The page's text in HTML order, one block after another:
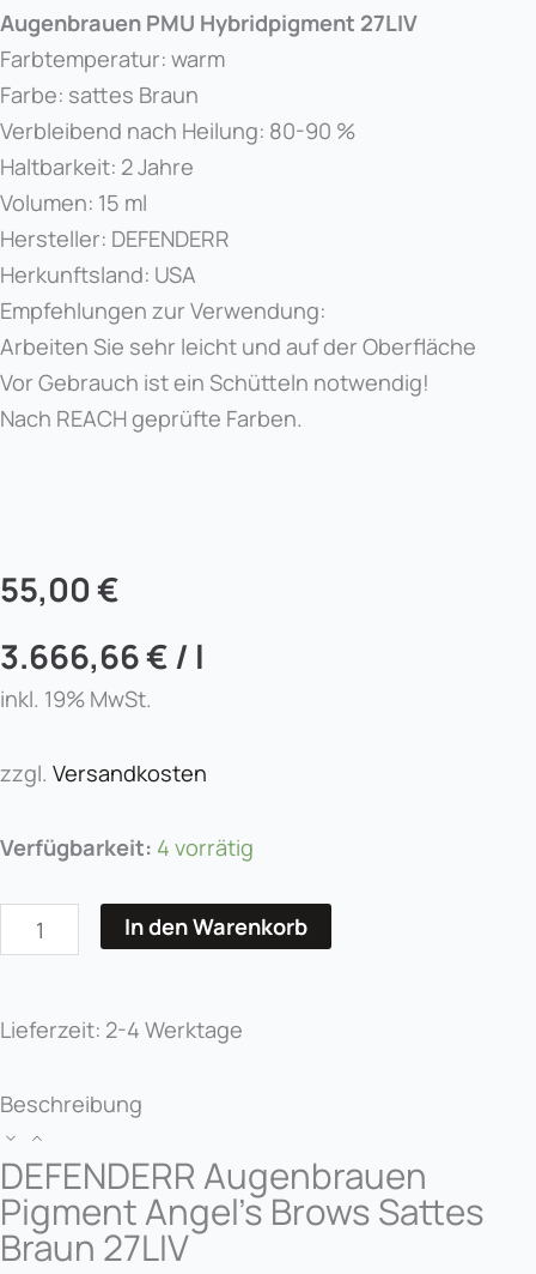
Augenbrauen PMU Hybridpigment 27LIV
Farbtemperatur: warm
Farbe: sattes Braun
Verbleibend nach Heilung: 80-90 %
Haltbarkeit: 2 Jahre
Volumen: 15 ml
Hersteller: DEFENDERR
Herkunftsland: USA
Empfehlungen zur Verwendung:
Arbeiten Sie sehr leicht und auf der Oberfläche
Vor Gebrauch ist ein Schütteln notwendig!
Nach REACH geprüfte Farben.
55,00€
3.666,66€/ l
inkl. 19% MwSt.
zzgl. Versandkosten
Verfügbarkeit: 4 vorrätig
PMU
Angel's
Brows
Braun
In den Warenkorb
Lieferzeit: 2-4 Werktage
Beschreibung
DEFENDERR Augenbrauen
Pigment Angel's Brows Sattes
Braun 27LIV